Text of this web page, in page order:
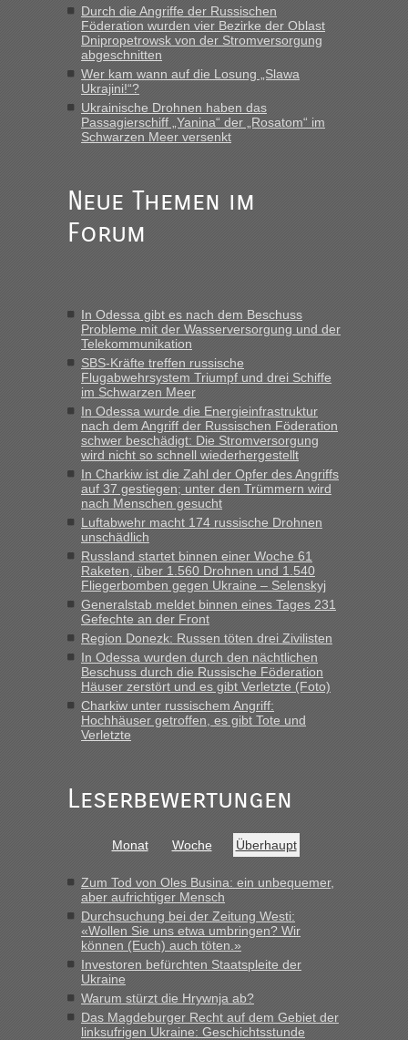
Durch die Angriffe der Russischen
Föderation wurden vier Bezirke der Oblast
Dnipropetrowsk von der Stromversorgung
abgeschnitten
Wer kam wann auf die Losung „Slawa
Ukrajini!“?
Ukrainische Drohnen haben das
Passagierschiff „Yanina“ der „Rosatom“ im
Schwarzen Meer versenkt
Neue Themen im
Forum
In Odessa gibt es nach dem Beschuss
Probleme mit der Wasserversorgung und der
Telekommunikation
SBS-Kräfte treffen russische
Flugabwehrsystem Triumpf und drei Schiffe
im Schwarzen Meer
In Odessa wurde die Energieinfrastruktur
nach dem Angriff der Russischen Föderation
schwer beschädigt: Die Stromversorgung
wird nicht so schnell wiederhergestellt
In Charkiw ist die Zahl der Opfer des Angriffs
auf 37 gestiegen; unter den Trümmern wird
nach Menschen gesucht
Luftabwehr macht 174 russische Drohnen
unschädlich
Russland startet binnen einer Woche 61
Raketen, über 1.560 Drohnen und 1.540
Fliegerbomben gegen Ukraine – Selenskyj
Generalstab meldet binnen eines Tages 231
Gefechte an der Front
Region Donezk: Russen töten drei Zivilisten
In Odessa wurden durch den nächtlichen
Beschuss durch die Russische Föderation
Häuser zerstört und es gibt Verletzte (Foto)
Charkiw unter russischem Angriff:
Hochhäuser getroffen, es gibt Tote und
Verletzte
Leserbewertungen
Monat Woche Überhaupt
Zum Tod von Oles Busina: ein unbequemer,
aber aufrichtiger Mensch
Durchsuchung bei der Zeitung Westi:
«Wollen Sie uns etwa umbringen? Wir
können (Euch) auch töten.»
Investoren befürchten Staatspleite der
Ukraine
Warum stürzt die Hrywnja ab?
Das Magdeburger Recht auf dem Gebiet der
linksufrigen Ukraine: Geschichtsstunde